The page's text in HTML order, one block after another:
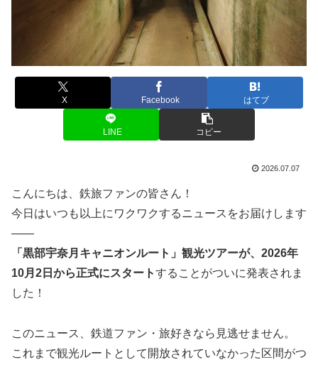
X Facebook はてブ
LINE コピー
2026.07.07
こんにちは、鉄旅ファンの皆さん！
今日はいつも以上にワクワクするニュースをお届けします
――
「黒部宇奈月キャニオンルート」観光ツアーが、2026年
10月2日から正式にスタートすることがついに発表されま
した！
このニュース、鉄道ファン・旅好きなら見逃せません。
これまで観光ルートとして開放されていなかった区間がつ